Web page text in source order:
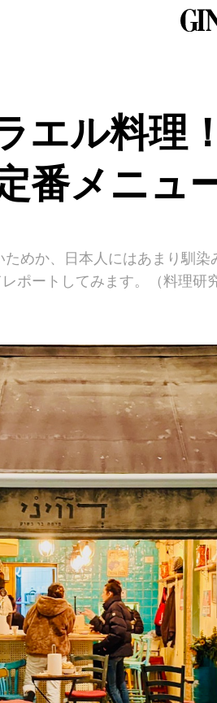
エル料理
番メニュ
めか、日本人にはあまり馴
ポートしてみます。（料理研